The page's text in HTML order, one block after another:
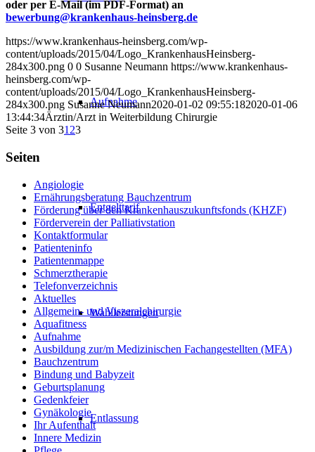
Aufnahme
Entgelttarif
Wahlleistungen
Entlassung
oder per E-Mail (im PDF-Format) an
bewerbung@krankenhaus-heinsberg.de
https://www.krankenhaus-heinsberg.com/wp-
content/uploads/2015/04/Logo_KrankenhausHeinsberg-
284x300.png 0 0 Susanne Neumann https://www.krankenhaus-
heinsberg.com/wp-
content/uploads/2015/04/Logo_KrankenhausHeinsberg-
284x300.png Susanne Neumann2020-01-02 09:55:182020-01-06
13:44:34Ärztin/Arzt in Weiterbildung Chirurgie
Seite 3 von 31 23
Seiten
Angiologie
Ernährungsberatung Bauchzentrum
Förderung über den Krankenhauszukunftsfonds (KHZF)
Förderverein der Palliativstation
Kontaktformular
Patienteninfo
Patientenmappe
Schmerztherapie
Telefonverzeichnis
Aktuelles
Allgemein- und Viszeralchirurgie
Aquafitness
Aufnahme
Ausbildung zur/m Medizinischen Fachangestellten (MFA)
Bauchzentrum
Bindung und Babyzeit
Geburtsplanung
Gedenkfeier
Gynäkologie
Ihr Aufenthalt
Innere Medizin